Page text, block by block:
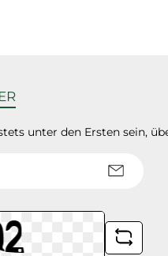
unter den Ersten sein,